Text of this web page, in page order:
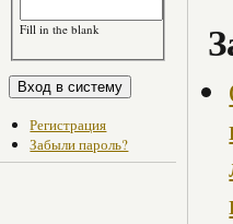
Fill in the blank
Регистрация
Забыли пароль?